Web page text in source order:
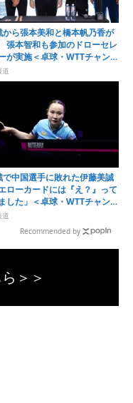
から張本美和と橋本帆乃香が
本智和も参加のドローセレ
が実施＜卓球・WTTチャンピ
横浜2026＞
道
で中国選手に敗れた伊藤美誠
エローカードには『え？』って
した」＜卓球・WTTチャンピ
横浜2026＞
道
Recommended by
＞＞